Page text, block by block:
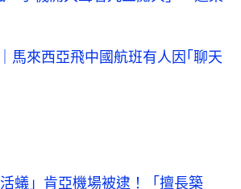
馬來西亞飛中國航班有人因｢聊天
蟻」肯亞機場被逮！「擅長築